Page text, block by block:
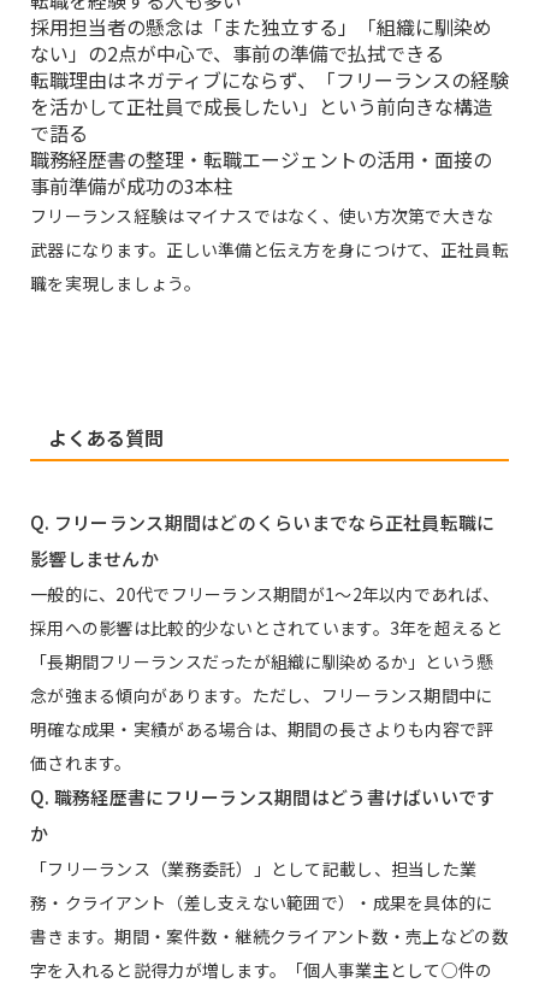
採用担当者の懸念は「また独立する」「組織に馴染め
ない」の2点が中心で、事前の準備で払拭できる
転職理由はネガティブにならず、「フリーランスの経験
を活かして正社員で成長したい」という前向きな構造
で語る
職務経歴書の整理・転職エージェントの活用・面接の
事前準備が成功の3本柱
フリーランス経験はマイナスではなく、使い方次第で大きな
武器になります。正しい準備と伝え方を身につけて、正社員転
職を実現しましょう。
よくある質問
Q. フリーランス期間はどのくらいまでなら正社員転職に
影響しませんか
一般的に、20代でフリーランス期間が1〜2年以内であれば、
採用への影響は比較的少ないとされています。3年を超えると
「長期間フリーランスだったが組織に馴染めるか」という懸
念が強まる傾向があります。ただし、フリーランス期間中に
明確な成果・実績がある場合は、期間の長さよりも内容で評
価されます。
Q. 職務経歴書にフリーランス期間はどう書けばいいです
か
「フリーランス（業務委託）」として記載し、担当した業
務・クライアント（差し支えない範囲で）・成果を具体的に
書きます。期間・案件数・継続クライアント数・売上などの数
字を入れると説得力が増します。「個人事業主として○件の